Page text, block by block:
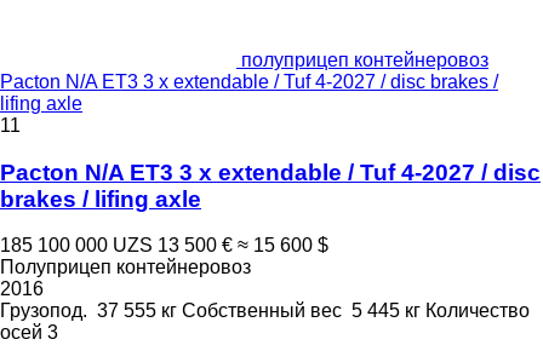
полуприцеп контейнеровоз
Pacton N/A ET3 3 x extendable / Tuf 4-2027 / disc brakes /
lifing axle
11
Pacton N/A ET3 3 x extendable / Tuf 4-2027 / disc
brakes / lifing axle
185 100 000 UZS 13 500 € ≈ 15 600 $
Полуприцеп контейнеровоз
2016
Грузопод. 37 555 кг Собственный вес 5 445 кг Количество
осей 3